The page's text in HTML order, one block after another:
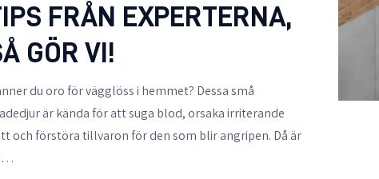
FRÅN EXPERTERNA,
GÖR VI!
du oro för vägglöss i hemmet? Dessa små
är kända för att suga blod, orsaka irriterande
och förstöra tillvaron för den som blir angripen. Då är